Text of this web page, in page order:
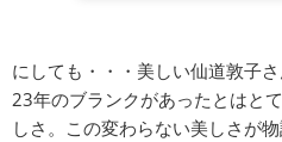
にしても・・・美しい仙道敦子さ
23年のブランクがあったとはと
しさ。この変わらない美しさが